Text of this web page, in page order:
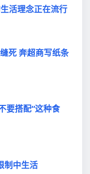
活理念正在流行
死 奔超商写纸条
要搭配“这种食
制中生活